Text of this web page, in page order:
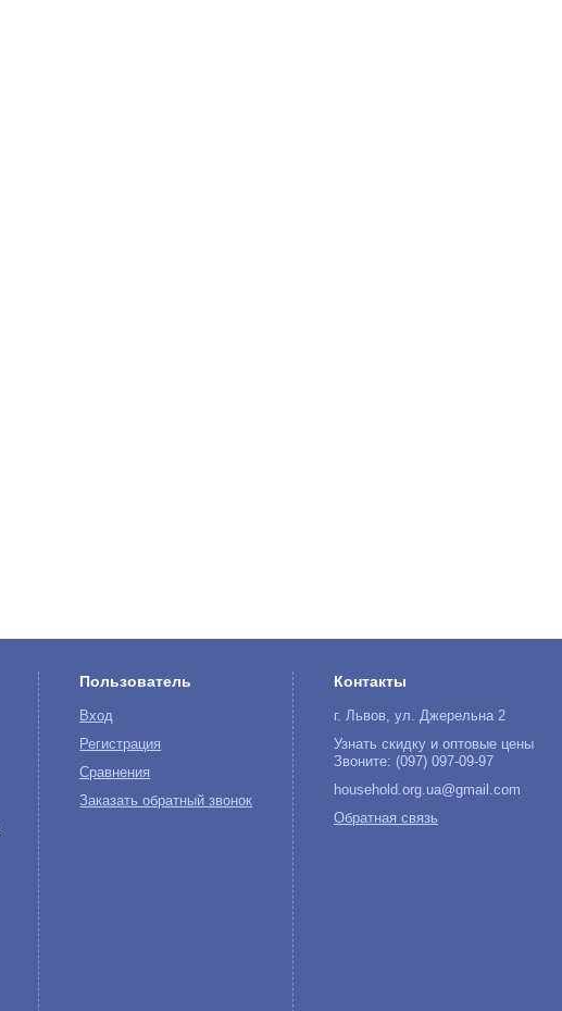
Пользователь
Вход
Регистрация
Сравнения
Заказать обратный звонок
Контакты
г. Львов, ул. Джерельна 2
Узнать скидку и оптовые цены
Звоните: (097) 097-09-97
household.org.ua@gmail.com
Обратная связь